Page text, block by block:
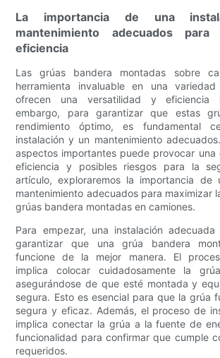
La importancia de una
mantenimiento adecuados
eficiencia
Las grúas bandera montadas sobre
herramienta invaluable en una
ofrecen una versatilidad y eficiencia
embargo, para garantizar que estas
rendimiento óptimo, es fundamental
instalación y un mantenimiento
aspectos importantes puede provocar una
eficiencia y posibles riesgos para la
artículo, exploraremos la importancia de
mantenimiento adecuados para maximizar
grúas bandera montadas en camiones.
Para empezar, una instalación
garantizar que una grúa bandera
funcione de la mejor manera. El
implica colocar cuidadosamente la
asegurándose de que esté montada y
segura. Esto es esencial para que la grúa
segura y eficaz. Además, el proceso de
implica conectar la grúa a la fuente de
funcionalidad para confirmar que cumple
requeridos.